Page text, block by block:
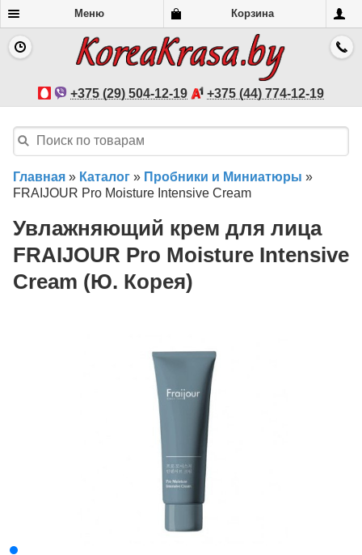
Меню Корзина
+375 (29) 504-12-19 +375 (44) 774-12-19
Главная » Каталог » Пробники и Миниатюры »
FRAIJOUR Pro Moisture Intensive Cream
Увлажняющий крем для лица
FRAIJOUR Pro Moisture Intensive
Cream (Ю. Корея)